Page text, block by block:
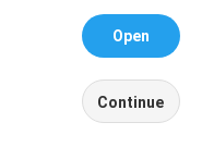
ALL MOBILE APPS
Open
Continue
Astrologer
Account